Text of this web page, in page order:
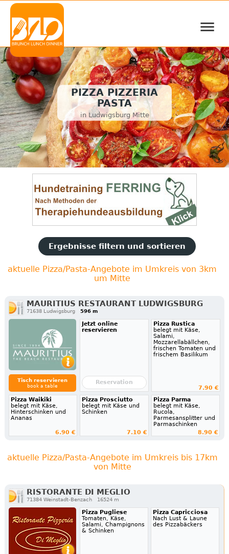
≡
PIZZA PIZZERIA
PASTA
in Ludwigsburg Mitte
Ergebnisse filtern und sortieren
aktuelle Pizza/Pasta-Angebote im Umkreis von 3km
um Mitte
MAURITIUS RESTAURANT LUDWIGSBURG
71638 Ludwigsburg 596 m
Tisch reservieren
book a table
Jetzt online
reservieren
Reservation
Pizza Rustica
belegt mit Käse,
Salami,
Mozzarellabällchen,
frischen Tomaten und
frischem Basilikum
7.90 €
Pizza Waikiki
belegt mit Käse,
Hinterschinken und
Ananas
6.90 €
Pizza Prosciutto
belegt mit Käse und
Schinken
7.10 €
Pizza Parma
belegt mit Käse,
Rucola,
Parmesansplitter und
Parmaschinken
8.90 €
aktuelle Pizza/Pasta-Angebote im Umkreis bis 17km
von Mitte
RISTORANTE DI MEGLIO
71384 Weinstadt-Benzach 16524 m
Pizza Pugliese
Tomaten, Käse,
Salami, Champignons
& Schinken
Pizza Capricciosa
Nach Lust & Laune
des Pizzabäckers